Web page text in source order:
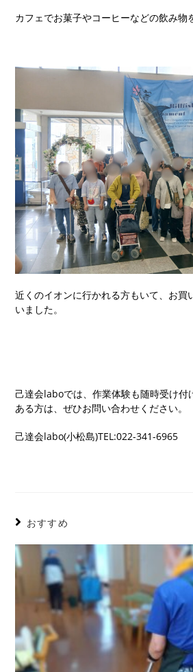
カフェでお菓子やコーヒーなどの飲み物
近くのイオンに行かれる方もいて、お買
いました。
己達会laboでは、作業体験も随時受け付
ある方は、ぜひお問い合わせください。
己達会labo(小松島)TEL:022-341-6965
おすすめ